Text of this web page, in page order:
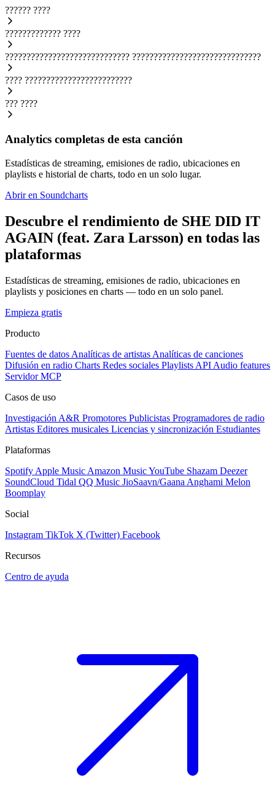
?????? ????
????????????? ????
????????????????????????????? ??????????????????????????????
???? ?????????????????????????
??? ????
Analytics completas de esta canción
Estadísticas de streaming, emisiones de radio, ubicaciones en
playlists e historial de charts, todo en un solo lugar.
Abrir en Soundcharts
Descubre el rendimiento de SHE DID IT
AGAIN (feat. Zara Larsson) en todas las
plataformas
Estadísticas de streaming, emisiones de radio, ubicaciones en
playlists y posiciones en charts — todo en un solo panel.
Empieza gratis
Producto
Fuentes de datos Analíticas de artistas Analíticas de canciones
Difusión en radio Charts Redes sociales Playlists API Audio features
Servidor MCP
Casos de uso
Investigación A&R Promotores Publicistas Programadores de radio
Artistas Editores musicales Licencias y sincronización Estudiantes
Plataformas
Spotify Apple Music Amazon MusicYouTube Shazam Deezer
SoundCloud Tidal QQ Music JioSaavn/Gaana Anghami Melon
Boomplay
Social
Instagram TikTok X (Twitter) Facebook
Recursos
Centro de ayuda